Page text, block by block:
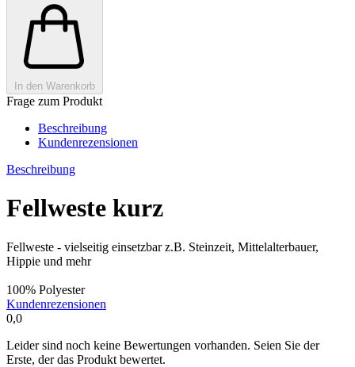
In den Warenkorb
Frage zum Produkt
Beschreibung
Kundenrezensionen
Beschreibung
Fellweste kurz
Fellweste - vielseitig einsetzbar z.B. Steinzeit, Mittelalterbauer,
Hippie und mehr
100% Polyester
Kundenrezensionen
0,0
Leider sind noch keine Bewertungen vorhanden. Seien Sie der
Erste, der das Produkt bewertet.